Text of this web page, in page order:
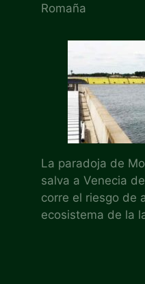
Romaña
La paradoja de
salva a Venecia
corre el riesgo de
ecosistema de la